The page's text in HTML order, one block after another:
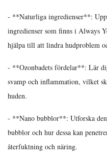
- **Naturliga ingredienser**:
ingredienser som finns i Always
hjälpa till att lindra hudproblem
- **Ozonbadets fördelar**: Lär
svamp och inflammation, vilket
huden.
- **Nano bubblor**: Utforska
bubblor och hur dessa kan
återfuktning och näring.